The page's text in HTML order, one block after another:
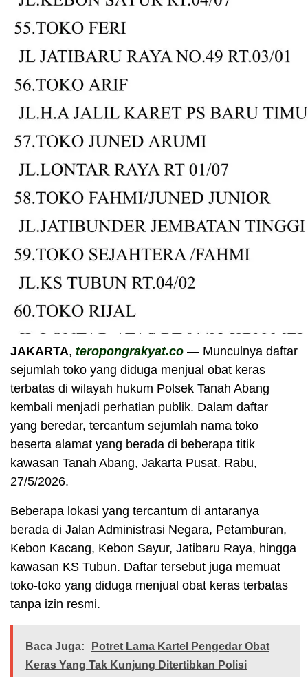
JAKARTA, teropongrakyat.co — Munculnya daftar
sejumlah toko yang diduga menjual obat keras
terbatas di wilayah hukum Polsek Tanah Abang
kembali menjadi perhatian publik. Dalam daftar
yang beredar, tercantum sejumlah nama toko
beserta alamat yang berada di beberapa titik
kawasan Tanah Abang, Jakarta Pusat. Rabu,
27/5/2026.
Beberapa lokasi yang tercantum di antaranya
berada di Jalan Administrasi Negara, Petamburan,
Kebon Kacang, Kebon Sayur, Jatibaru Raya, hingga
kawasan KS Tubun. Daftar tersebut juga memuat
toko-toko yang diduga menjual obat keras terbatas
tanpa izin resmi.
Baca Juga:
Potret Lama Kartel Pengedar Obat
Keras Yang Tak Kunjung Ditertibkan Polisi